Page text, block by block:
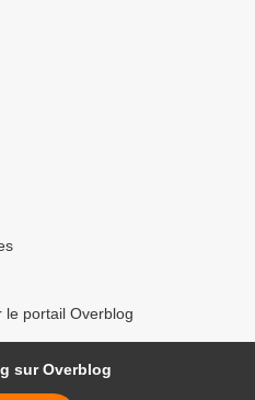
le portail Overblog
sur Overblog